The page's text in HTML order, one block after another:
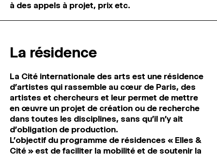
à des appels à projet, prix etc.
La résidence
La Cité internationale des arts est une résidence
d’artistes qui rassemble au cœur de Paris, des
artistes et chercheurs et leur permet de mettre
en œuvre un projet de création ou de recherche
dans toutes les disciplines, sans qu’il n’y ait
d’obligation de production.
L’objectif du programme de résidences « Elles &
Cité » est de faciliter la mobilité et de soutenir la